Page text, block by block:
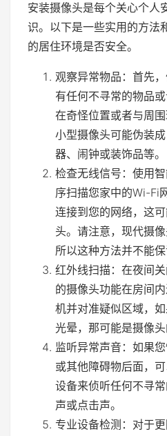
安装摄像头是每个关心个人
识。以下是一些实用的方法
的居住环境是否安全。
观察异常物品：首先
有任何不寻常的物品
在奇怪位置或者与周围
小型摄像头可能伪装
器、闹钟或装饰品等。
检查无线信号：使用
序扫描您家中的Wi-Fi
连接到您的网络，这
头。请注意，现代摄
所以这种方法并不能保
红外线扫描：在夜间
的摄像头功能在房间
机并对准疑似区域，
光晕，那可能是摄像头
监听异常声音：如果
或其他障碍物后面，
设备来侦听任何不寻
声或点击声。
专业设备检测：对于